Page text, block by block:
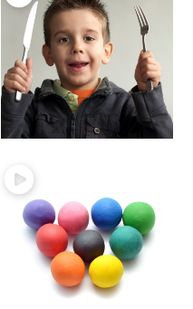
16 – la “bonne” tenue
des couverts
Motricité fine enfant
14 – Exercice de pâte
à modeler pour la